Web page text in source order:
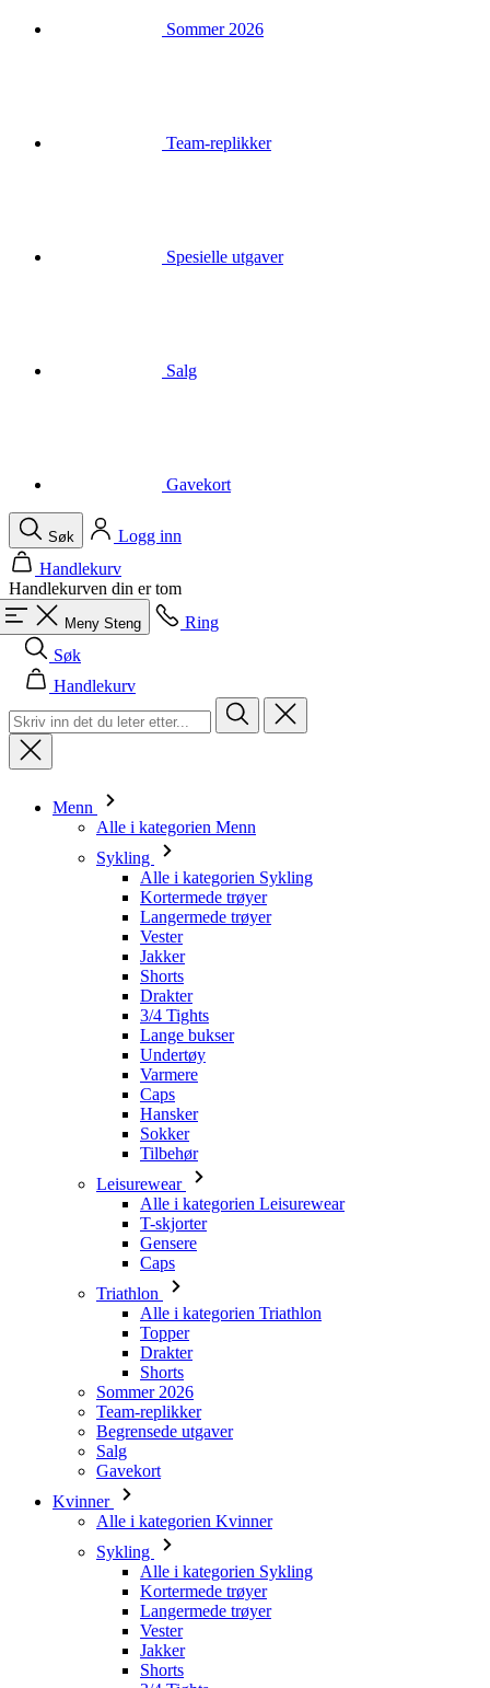
Handlekurven din er tom
Meny Steng
Søk
Handlekurv
Menn
Alle i kategorien Menn
Langermede trøyer
Vester
Jakker
Shorts
Drakter
3/4 Tights
Lange bukser
Undertøy
Varmere
Caps
Hansker
Sokker
Tilbehør
Leisurewear
Alle i kategorien Leisurewear
T-skjorter
Gensere
Triathlon
Alle i kategorien Triathlon
Topper
Drakter
Shorts
Sommer 2026
Team-replikker
Begrensede utgaver
Salg
Gavekort
Kvinner
Alle i kategorien Kvinner
Sykling
Alle i kategorien Sykling
Langermede trøyer
Vester
Jakker
Shorts
3/4 Tights
Lange bukser
Undertøy
Varmere
Caps